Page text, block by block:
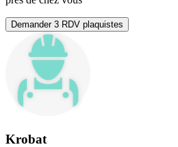
Demander 3 RDV plaquistes
Krobat